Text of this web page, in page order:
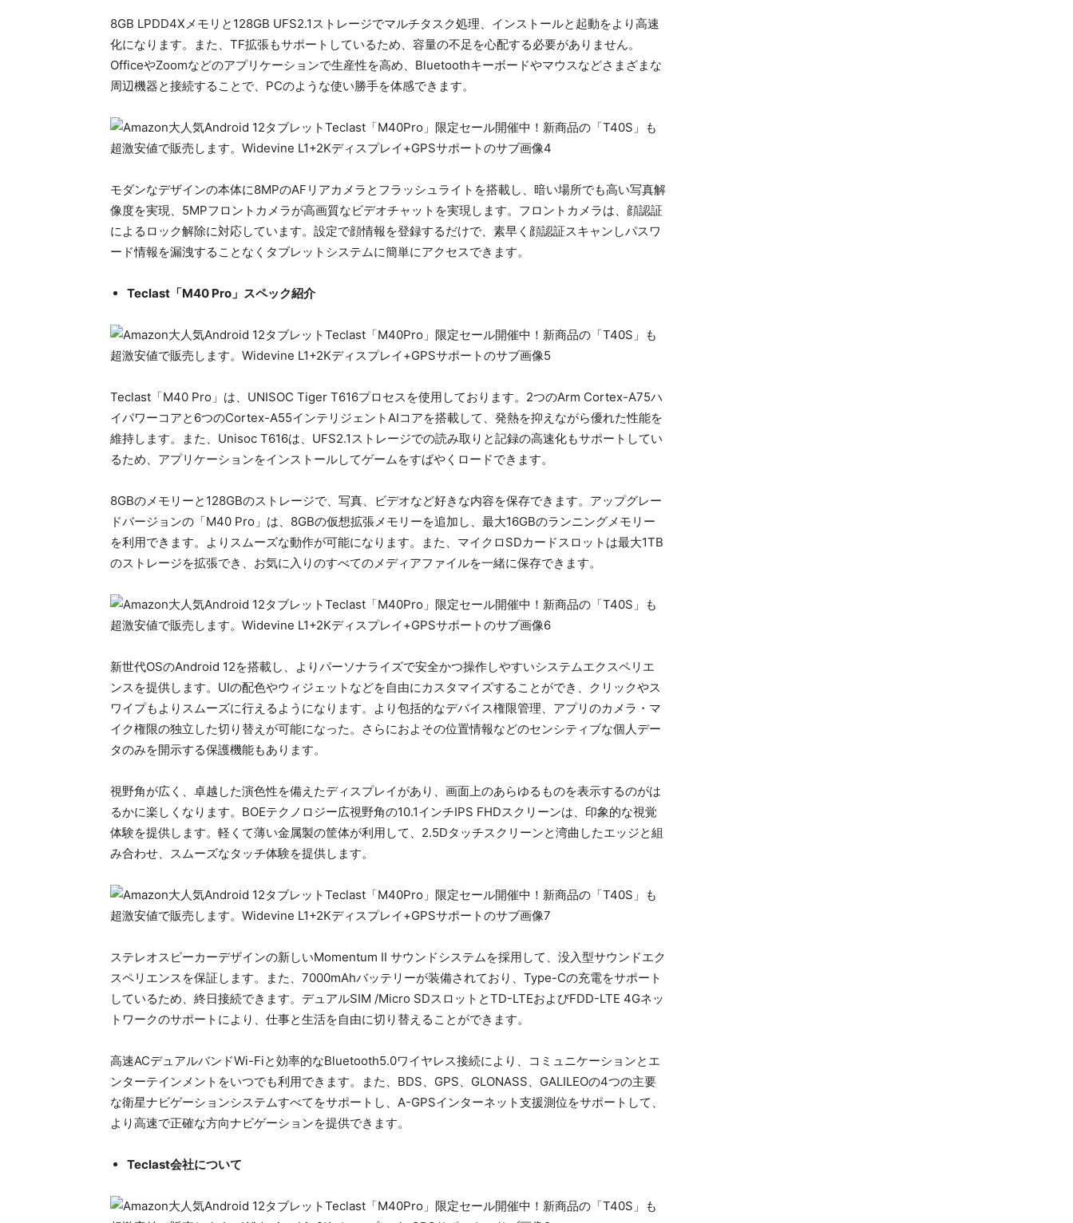
8GB LPDD4Xメモリと128GB UFS2.1ストレージでマルチタスク処理、インストールと起動をより高速
化になります。また、TF拡張もサポートしているため、容量の不足を心配する必要がありません。
OfficeやZoomなどのアプリケーションで生産性を高め、Bluetoothキーボードやマウスなどさまざまな
周辺機器と接続することで、PCのような使い勝手を体感できます。
モダンなデザインの本体に8MPのAFリアカメラとフラッシュライトを搭載し、暗い場所でも高い写真解
像度を実現、5MPフロントカメラが高画質なビデオチャットを実現します。フロントカメラは、顔認証
によるロック解除に対応しています。設定で顔情報を登録するだけで、素早く顔認証スキャンしパスワ
ード情報を漏洩することなくタブレットシステムに簡単にアクセスできます。
Teclast「M40 Pro」スペック紹介
Teclast「M40 Pro」は、UNISOC Tiger T616プロセスを使用しております。2つのArm Cortex-A75ハ
イパワーコアと6つのCortex-A55インテリジェントAIコアを搭載して、発熱を抑えながら優れた性能を
維持します。また、Unisoc T616は、UFS2.1ストレージでの読み取りと記録の高速化もサポートしてい
るため、アプリケーションをインストールしてゲームをすばやくロードできます。
8GBのメモリーと128GBのストレージで、写真、ビデオなど好きな内容を保存できます。アップグレー
ドバージョンの「M40 Pro」は、8GBの仮想拡張メモリーを追加し、最大16GBのランニングメモリー
を利用できます。よりスムーズな動作が可能になります。また、マイクロSDカードスロットは最大1TB
のストレージを拡張でき、お気に入りのすべてのメディアファイルを一緒に保存できます。
新世代OSのAndroid 12を搭載し、よりパーソナライズで安全かつ操作しやすいシステムエクスペリエ
ンスを提供します。UIの配色やウィジェットなどを自由にカスタマイズすることができ、クリックやス
ワイプもよりスムーズに行えるようになります。より包括的なデバイス権限管理、アプリのカメラ・マ
イク権限の独立した切り替えが可能になった。さらにおよその位置情報などのセンシティブな個人デー
タのみを開示する保護機能もあります。
視野角が広く、卓越した演色性を備えたディスプレイがあり、画面上のあらゆるものを表示するのがは
るかに楽しくなります。BOEテクノロジー広視野角の10.1インチIPS FHDスクリーンは、印象的な視覚
体験を提供します。軽くて薄い金属製の筐体が利用して、2.5Dタッチスクリーンと湾曲したエッジと組
み合わせ、スムーズなタッチ体験を提供します。
ステレオスピーカーデザインの新しいMomentum II サウンドシステムを採用して、没入型サウンドエク
スペリエンスを保証します。また、7000mAhバッテリーが装備されており、Type-Cの充電をサポート
しているため、終日接続できます。デュアルSIM /Micro SDスロットとTD-LTEおよびFDD-LTE 4Gネッ
トワークのサポートにより、仕事と生活を自由に切り替えることができます。
高速ACデュアルバンドWi-Fiと効率的なBluetooth5.0ワイヤレス接続により、コミュニケーションとエ
ンターテインメントをいつでも利用できます。また、BDS、GPS、GLONASS、GALILEOの4つの主要
な衛星ナビゲーションシステムすべてをサポートし、A-GPSインターネット支援測位をサポートして、
より高速で正確な方向ナビゲーションを提供できます。
Teclast会社について